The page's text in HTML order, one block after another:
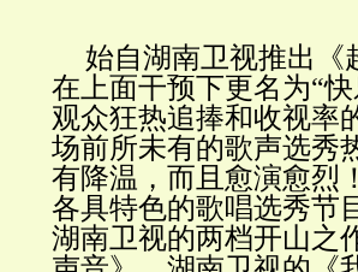
始自湖南卫视推出《
在上面干预下更名为“
观众狂热追捧和收视率
场前所未有的歌声选秀
有降温，而且愈演愈烈
各具特色的歌唱选秀节
湖南卫视的两档开山之